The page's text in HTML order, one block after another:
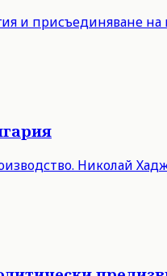
и присъединяване
Николай